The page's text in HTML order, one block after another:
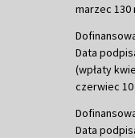
marzec 130
Data
(wpłaty
czerwiec 10
Data